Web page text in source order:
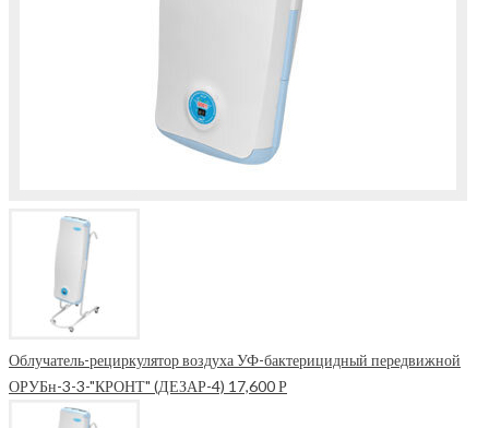
Облучатель-рециркулятор воздуха УФ-бактерицидный передвижной
ОРУБн-3-3-"КРОНТ" (ДЕЗАР-4) 17,600 Р